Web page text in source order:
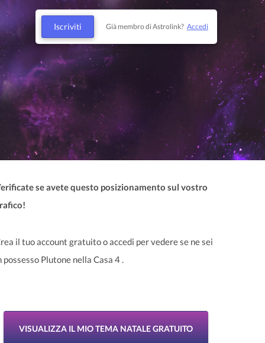
Iscriviti Già membro di Astrolink? Accedi
se avete questo posizionamento sul vostro
il tuo account gratuito o accedi per vedere se ne sei
possesso Plutone nella Casa 4 .
VISUALIZZA IL MIO TEMA NATALE GRATUITO